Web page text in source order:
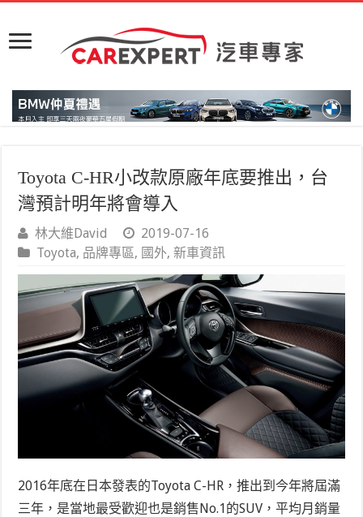
Toyota C-HR小改款原廠年底要推出，台
灣預計明年將會導入
林大維David
2019-07-16
Toyota, 品牌專區, 國外,新車資訊
2016年底在日本發表的Toyota C-HR，推出到今年將屆滿
三年，是當地最受歡迎也是銷售No.1的SUV，平均月銷量